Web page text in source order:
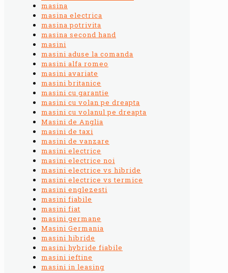
masina
masina electrica
masina potrivita
masina second hand
masini
masini aduse la comanda
masini alfa romeo
masini avariate
masini britanice
masini cu garantie
masini cu volan pe dreapta
masini cu volanul pe dreapta
Masini de Anglia
masini de taxi
masini de vanzare
masini electrice
masini electrice noi
masini electrice vs hibride
masini electrice vs termice
masini englezesti
masini fiabile
masini fiat
masini germane
Masini Germania
masini hibride
masini hybride fiabile
masini ieftine
masini in leasing